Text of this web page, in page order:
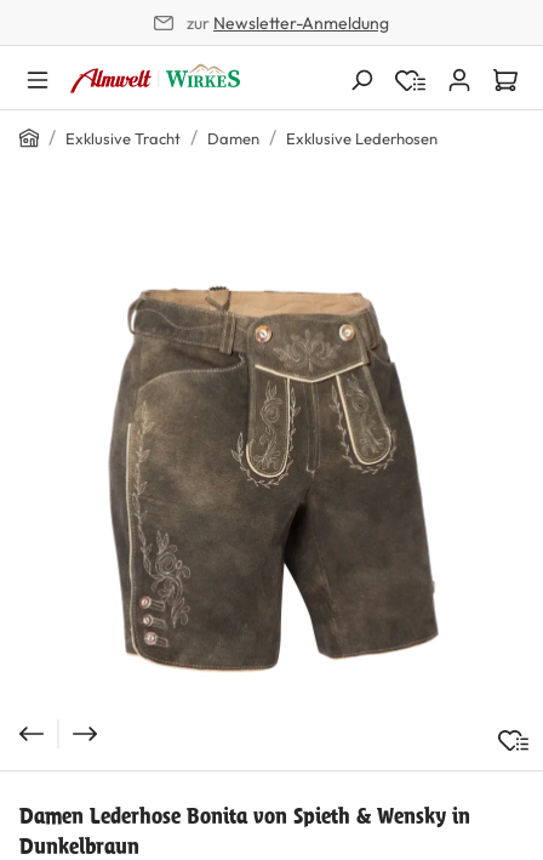
zur Newsletter-Anmeldung
Home
/ Exklusive Tracht / Damen / Exklusive Lederhosen
Damen Lederhose Bonita von Spieth & Wensky in
Dunkelbraun